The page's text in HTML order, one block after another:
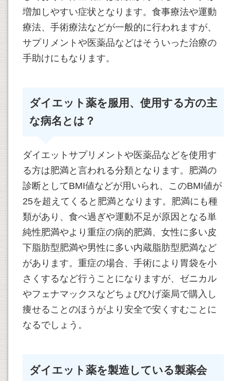
増加しやすい症状となります。食事療法や運動
療法、手術療法などが一般的に行われますが、
サプリメントや医薬品などはそういった治療の
手助けにもなります。
ダイエット薬を服用、使用する方の主
な病名とは？
ダイエットサプリメントや医薬品などを使用す
る方は肥満と言われる分類となります。肥満の
診断としてBMI値などが用いられ、このBMI値が
25を超えてくると肥満となります。肥満にも種
類があり、食べ過ぎや運動不足が原因となる単
純性肥満やより重症の病的肥満、女性に多い皮
下脂肪型肥満や男性に多い内蔵脂肪型肥満など
があります。重症の場合、手術により胃袋を小
さくするなど行うことになりますが、ゼニカル
やフェナマックスなどちょびひげ薬局で購入し
痩せることのほうがより安全で安くすむことに
なるでしょう。
ダイエット薬を製造している製薬会